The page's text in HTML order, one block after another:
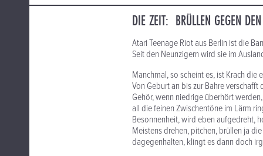
DIE ZEIT: BRÜLLEN GEGEN
Atari Teenage Riot aus Berlin ist die
Seit den Neunzigern wird sie im
Manchmal, so scheint es, ist Krach die
Von Geburt an bis zur Bahre
Gehör, wenn niedrige überhört
all die feinen Zwischentöne im Lärm
Besonnenheit, wird eben aufgedreht,
Meistens drehen, pitchen, brüllen ja
dagegenhalten, klingt es dann doch